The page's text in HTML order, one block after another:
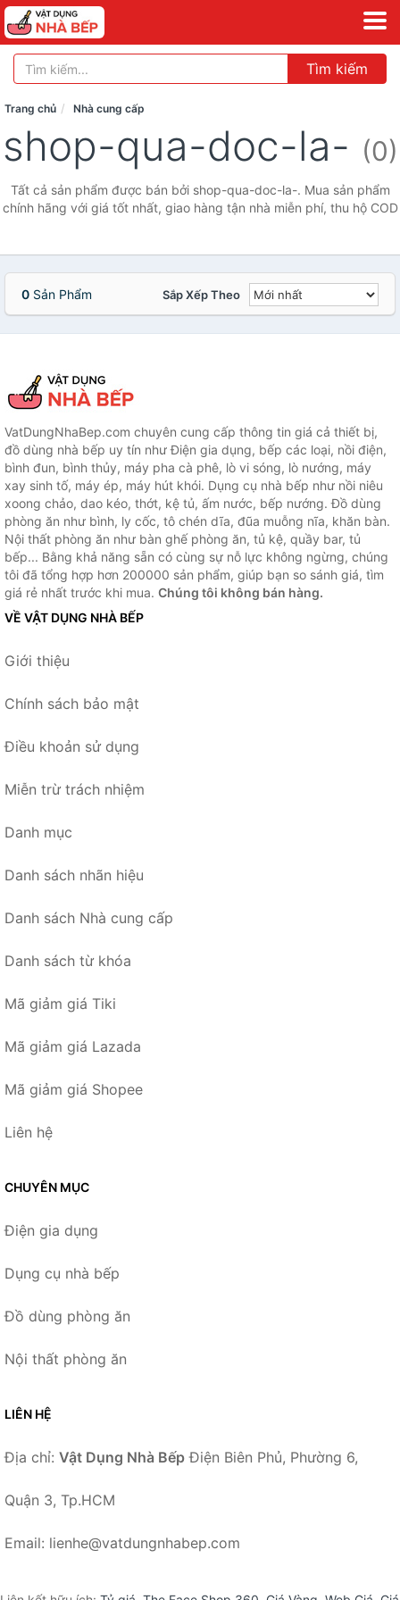
Tìm kiếm
Trang chủ Nhà cung cấp
shop-qua-doc-la- (0)
Tất cả sản phẩm được bán bởi shop-qua-doc-la-. Mua sản phẩm
chính hãng với giá tốt nhất, giao hàng tận nhà miễn phí, thu hộ COD
0 Sản Phẩm Sắp Xếp Theo
VatDungNhaBep.com chuyên cung cấp thông tin giá cả thiết bị,
đồ dùng nhà bếp uy tín như Điện gia dụng, bếp các loại, nồi điện,
bình đun, bình thủy, máy pha cà phê, lò vi sóng, lò nướng, máy
xay sinh tố, máy ép, máy hút khói. Dụng cụ nhà bếp như nồi niêu
xoong chảo, dao kéo, thớt, kệ tủ, ấm nước, bếp nướng. Đồ dùng
phòng ăn như bình, ly cốc, tô chén dĩa, đũa muỗng nĩa, khăn bàn.
Nội thất phòng ăn như bàn ghế phòng ăn, tủ kệ, quầy bar, tủ
bếp... Bằng khả năng sẵn có cùng sự nỗ lực không ngừng, chúng
tôi đã tổng hợp hơn 200000 sản phẩm, giúp bạn so sánh giá, tìm
giá rẻ nhất trước khi mua. Chúng tôi không bán hàng.
VỀ VẬT DỤNG NHÀ BẾP
Giới thiệu
Chính sách bảo mật
Điều khoản sử dụng
Miễn trừ trách nhiệm
Danh mục
Danh sách nhãn hiệu
Danh sách Nhà cung cấp
Danh sách từ khóa
Mã giảm giá Tiki
Mã giảm giá Lazada
Mã giảm giá Shopee
Liên hệ
CHUYÊN MỤC
Điện gia dụng
Dụng cụ nhà bếp
Đồ dùng phòng ăn
Nội thất phòng ăn
LIÊN HỆ
Địa chỉ: Vật Dụng Nhà Bếp Điện Biên Phủ, Phường 6,
Quận 3, Tp.HCM
Email: lienhe@vatdungnhabep.com